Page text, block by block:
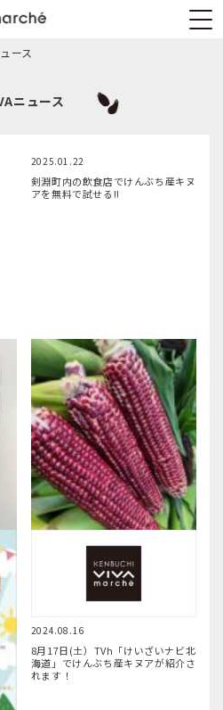
ース
ニュース
2025.01.22
剣淵町内の飲食店でけんぶち産キヌ
アを無料で試せる!!
品
ひ味わってみませんか？
2024.08.16
8月17日(土）TVh「けいざいナビ北
海道」でけんぶち産キヌアが紹介さ
れます！